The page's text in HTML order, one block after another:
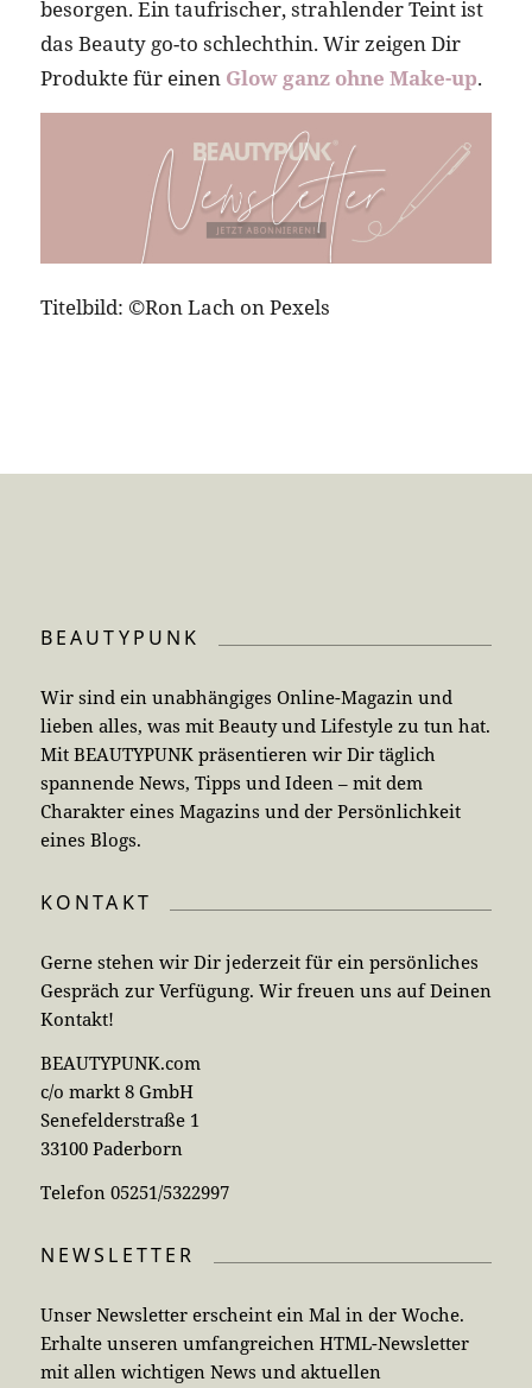
besorgen. Ein taufrischer, strahlender Teint ist
das Beauty go-to schlechthin. Wir zeigen Dir
Produkte für einen Glow ganz ohne Make-up.
Titelbild: ©Ron Lach on Pexels
BEAUTYPUNK
Wir sind ein unabhängiges Online-Magazin und
lieben alles, was mit Beauty und Lifestyle zu tun hat.
Mit BEAUTYPUNK präsentieren wir Dir täglich
spannende News, Tipps und Ideen – mit dem
Charakter eines Magazins und der Persönlichkeit
eines Blogs.
KONTAKT
Gerne stehen wir Dir jederzeit für ein persönliches
Gespräch zur Verfügung. Wir freuen uns auf Deinen
Kontakt!
BEAUTYPUNK.com
c/o markt 8 GmbH
Senefelderstraße 1
33100 Paderborn
Telefon 05251/5322997
NEWSLETTER
Unser Newsletter erscheint ein Mal in der Woche.
Erhalte unseren umfangreichen HTML-Newsletter
mit allen wichtigen News und aktuellen